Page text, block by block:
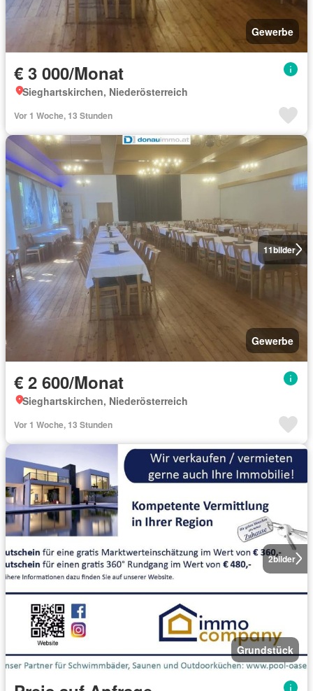
Gewerbe
€ 3 000/Monat
Sieghartskirchen, Niederösterreich
Vor 1 Woche, 13 Stunden
11bilder
Gewerbe
€ 2 600/Monat
Sieghartskirchen, Niederösterreich
Vor 1 Woche, 13 Stunden
2bilder
Grundstück